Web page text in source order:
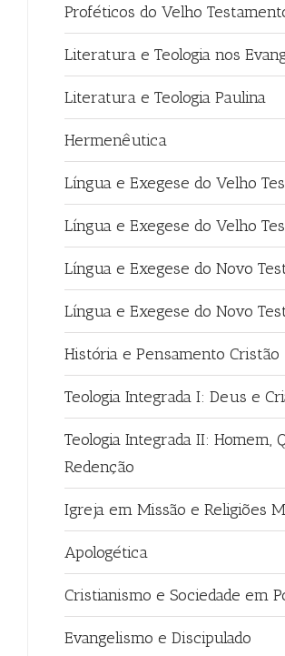
Proféticos do Velho
Literatura e Teologia nos
Literatura e Teologia Paulina
Hermenêutica
Língua e Exegese do Velho
Língua e Exegese do Velho
Língua e Exegese do Novo
Língua e Exegese do Novo
História e Pensamento Cristão
Teologia Integrada I: Deus e
Teologia Integrada II: Homem,
Redenção
Igreja em Missão e Religiões
Apologética
Cristianismo e Sociedade em
Evangelismo e Discipulado